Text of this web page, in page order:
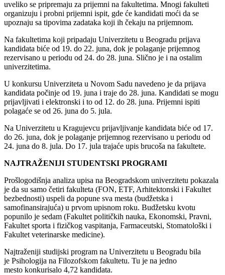
uveliko se pripremaju za prijemni na fakultetima. Mnogi fakulteti
organizuju i probni prijemni ispit, gde će kandidati moći da se
upoznaju sa tipovima zadataka koji ih čekaju na prijemnom.
Na fakultetima koji pripadaju Univerzitetu u Beogradu prijava
kandidata biće od 19. do 22. juna, dok je polaganje prijemnog
rezervisano u periodu od 24. do 28. juna. Slično je i na ostalim
univerzitetima.
U konkursu Univerziteta u Novom Sadu navedeno je da prijava
kandidata počinje od 19. juna i traje do 28. juna. Kandidati se mogu
prijavljivati i elektronski i to od 12. do 28. juna. Prijemni ispiti
polagaće se od 26. juna do 5. jula.
Na Univerzitetu u Kragujevcu prijavljivanje kandidata biće od 17.
do 26. juna, dok je polaganje prijemnog rezervisano u periodu od
24. juna do 8. jula. Do 17. jula trajaće upis brucoša na fakultete.
NAJTRAŽENIJI STUDENTSKI PROGRAMI
Prošlogodišnja analiza upisa na Beogradskom univerzitetu pokazala
je da su samo četiri fakulteta (FON, ETF, Arhitektonski i Fakultet
bezbednosti) uspeli da popune sva mesta (budžetska i
samofinansirajuća) u prvom upisnom roku. Budžetsku kvotu
popunilo je sedam (Fakultet političkih nauka, Ekonomski, Pravni,
Fakultet sporta i fizičkog vaspitanja, Farmaceutski, Stomatološki i
Fakultet veterinarske medicine).
Najtraženiji studijski program na Univerzitetu u Beogradu bila
je Psihologija na Filozofskom fakultetu. Tu je na jedno
mesto konkurisalo 4,72 kandidata.